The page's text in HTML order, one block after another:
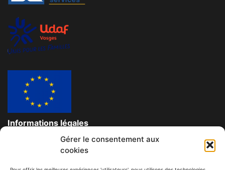
Gérer le consentement aux
cookies
Informations légales
Données personnelles et confidentielles
Mentions légales